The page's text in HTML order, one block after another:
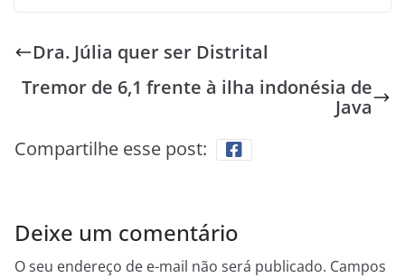
Dra. Júlia quer ser Distrital
Tremor de 6,1 frente à ilha indonésia de
Java
Compartilhe esse post:
Deixe um comentário
O seu endereço de e-mail não será publicado. Campos